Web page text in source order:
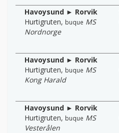
Havoysund ► Rorvik
Hurtigruten, buque MS
Nordnorge
Havoysund ► Rorvik
Hurtigruten, buque MS
Kong Harald
Havoysund ► Rorvik
Hurtigruten, buque MS
Vesterålen